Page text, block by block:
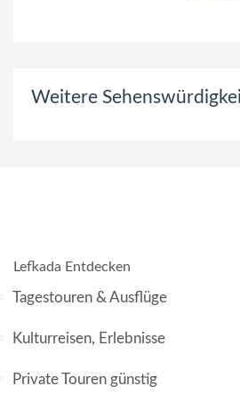
Weitere
Lefkada Entdecken
Tagestouren & Ausflüge
Kulturreisen, Erlebnisse
Private Touren günstig